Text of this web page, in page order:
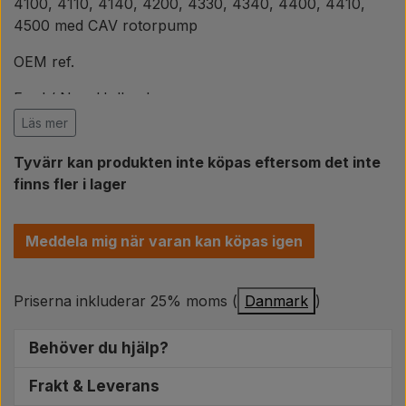
Verkstad/ Verktyg
Erbjudande
4100, 4110, 4140, 4200, 4330, 4340, 4400, 4410,
4500 med CAV rotorpump
OEM ref.
Ford / New Holland
81814456, 81814452, 81814572, 309801,
C5NE9A555D, C5NE9A556D, C5NE9A557E
Läs mer
Tyvärr kan produkten inte köpas eftersom det inte
finns fler i lager
Meddela mig när varan kan köpas igen
Priserna inkluderar 25% moms ( Danmark )
Behöver du hjälp?
Vi sitter redo att hjälpa dig att hitta de helt rätta
Frakt & Leverans